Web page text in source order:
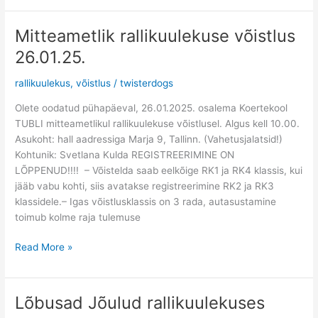
Mitteametlik rallikuulekuse võistlus
26.01.25.
rallikuulekus,võistlus /twisterdogs
Olete oodatud pühapäeval, 26.01.2025. osalema Koertekool
TUBLI mitteametlikul rallikuulekuse võistlusel. Algus kell 10.00.
Asukoht: hall aadressiga Marja 9, Tallinn. (Vahetusjalatsid!)
Kohtunik: Svetlana Kulda REGISTREERIMINE ON
LÕPPENUD!!!! – Võistelda saab eelkõige RK1 ja RK4 klassis, kui
jääb vabu kohti, siis avatakse registreerimine RK2 ja RK3
klassidele.– Igas võistlusklassis on 3 rada, autasustamine
toimub kolme raja tulemuse
Mitteametlik
rallikuulekuse
võistlus
26.01.25.
Read More »
Lõbusad Jõulud rallikuulekuses
Lõbusad